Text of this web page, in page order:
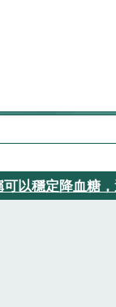
以穩定降血糖